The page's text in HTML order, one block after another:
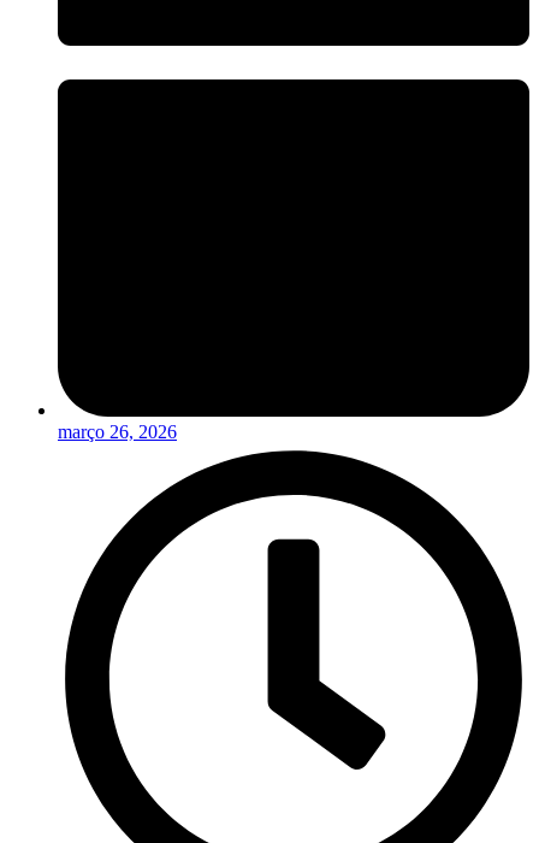
março 26, 2026